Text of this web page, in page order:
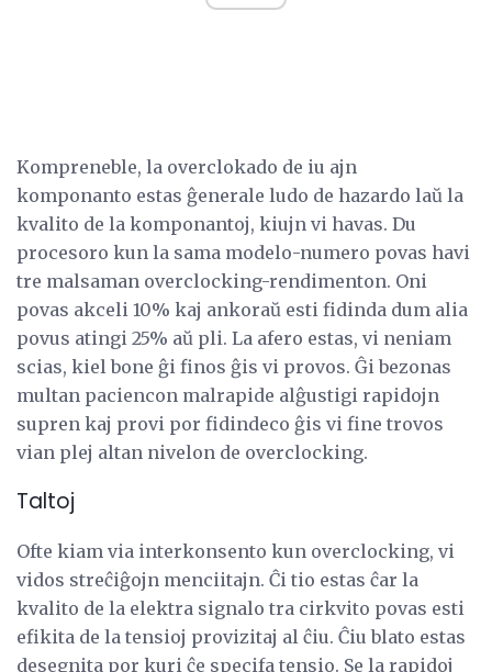
Kompreneble, la overclokado de iu ajn
komponanto estas ĝenerale ludo de hazardo laŭ la
kvalito de la komponantoj, kiujn vi havas. Du
procesoro kun la sama modelo-numero povas havi
tre malsaman overclocking-rendimenton. Oni
povas akceli 10% kaj ankoraŭ esti fidinda dum alia
povus atingi 25% aŭ pli. La afero estas, vi neniam
scias, kiel bone ĝi finos ĝis vi provos. Ĝi bezonas
multan paciencon malrapide alĝustigi rapidojn
supren kaj provi por fidindeco ĝis vi fine trovos
vian plej altan nivelon de overclocking.
Taltoj
Ofte kiam via interkonsento kun overclocking, vi
vidos streĉiĝojn menciitajn. Ĉi tio estas ĉar la
kvalito de la elektra signalo tra cirkvito povas esti
efikita de la tensioj provizitaj al ĉiu. Ĉiu blato estas
desegnita por kuri ĉe specifa tensio. Se la rapidoj